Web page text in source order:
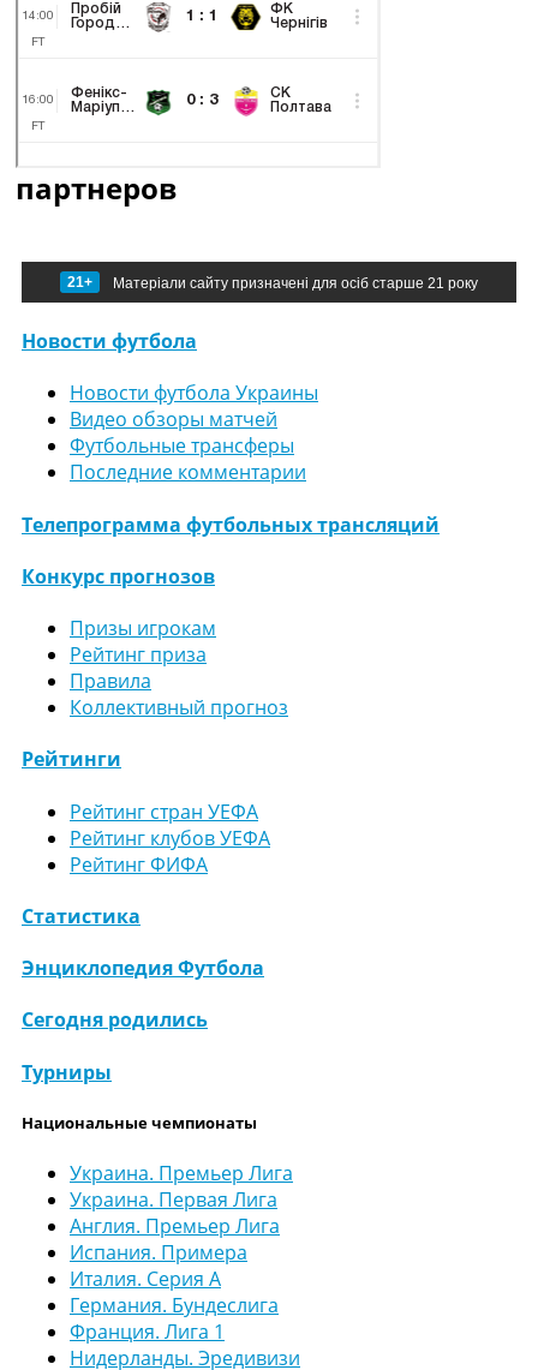
партнеров
21+ Матеріали сайту призначені для осіб старше 21 року
Новости футбола
Новости футбола Украины
Видео обзоры матчей
Футбольные трансферы
Последние комментарии
Телепрограмма футбольных трансляций
Конкурс прогнозов
Призы игрокам
Рейтинг приза
Правила
Коллективный прогноз
Рейтинги
Рейтинг стран УЕФА
Рейтинг клубов УЕФА
Рейтинг ФИФА
Статистика
Энциклопедия Футбола
Сегодня родились
Турниры
Национальные чемпионаты
Украина. Премьер Лига
Украина. Первая Лига
Англия. Премьер Лига
Испания. Примера
Италия. Серия А
Германия. Бундеслига
Франция. Лига 1
Нидерланды. Эредивизи